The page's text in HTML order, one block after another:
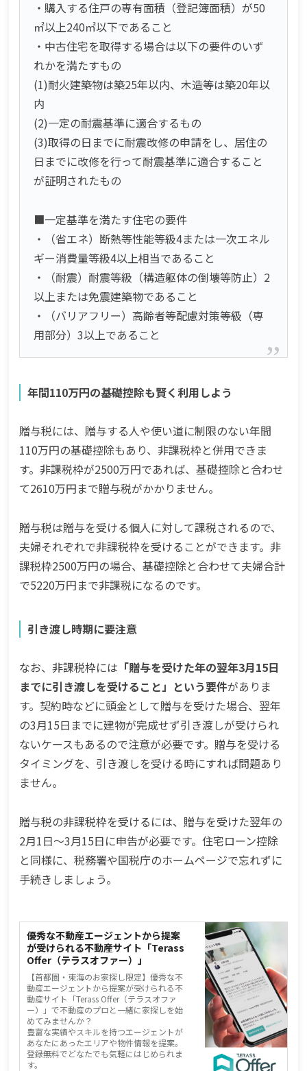
・購入する住戸の専有面積（登記簿面積）が50
㎡以上240㎡以下であること
・中古住宅を取得する場合は以下の要件のいず
れかを満たすもの
(1)耐火建築物は築25年以内、木造等は築20年以
内
(2)一定の耐震基準に適合するもの
(3)取得の日までに耐震改修の申請をし、居住の
日までに改修を行って耐震基準に適合すること
が証明されたもの
■一定基準を満たす住宅の要件
・（省エネ）断熱等性能等級4または一次エネル
ギー消費量等級4以上相当であること
・（耐震）耐震等級（構造躯体の倒壊等防止）2
以上または免震建築物であること
・（バリアフリー）高齢者等配慮対策等級（専
用部分）3以上であること
年間110万円の基礎控除も賢く利用しよう
贈与税には、贈与する人や使い道に制限のない年間
110万円の基礎控除もあり、非課税枠と併用できま
す。非課税枠が2500万円であれば、基礎控除と合わせ
て2610万円まで贈与税がかかりません。
贈与税は贈与を受ける個人に対して課税されるので、
夫婦それぞれで非課税枠を受けることができます。非
課税枠2500万円の場合、基礎控除と合わせて夫婦合計
で5220万円まで非課税になるのです。
引き渡し時期に要注意
なお、非課税枠には 「贈与を受けた年の翌年3月15日
までに引き渡しを受けること」という要件がありま
す。契約時などに頭金として贈与を受けた場合、翌年
の3月15日までに建物が完成せず引き渡しが受けられ
ないケースもあるので注意が必要です。贈与を受ける
タイミングを、引き渡しを受ける時にすれば問題あり
ません。
贈与税の非課税枠を受けるには、贈与を受けた翌年の
2月1日〜3月15日に申告が必要です。住宅ローン控除
と同様に、税務署や国税庁のホームページで忘れずに
手続きしましょう。
優秀な不動産エージェントから提案
が受けられる不動産サイト「Terass
Offer（テラスオファー）」
【首都圏・東海のお家探し限定】優秀な不
動産エージェントから提案が受けられる不
動産サイト「Terass Offer（テラスオファ
ー）」で不動産のプロと一緒に家探しを始
めてみませんか？
豊富な実績やスキルを持つエージェントが
あなたにあったエリアや物件情報を提案。
登録無料でどなたでも気軽にはじめられま
す。